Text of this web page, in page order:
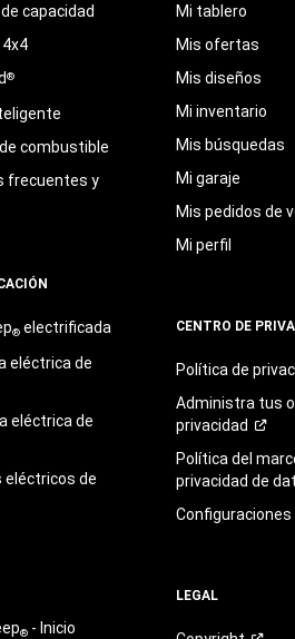
capacidad
®
combustible
frecuentes y
®electrificada
eléctrica de
eléctrica de
eléctricos de
®- Inicio
Mi tablero
Mis ofertas
Mis diseños
Mi inventario
Mis búsquedas
Mi garaje
Mis pedidos de
Mi perfil
CENTRO DE
Política de
Administra tus
privacidad
Política del
privacidad de
Configuraciones
LEGAL